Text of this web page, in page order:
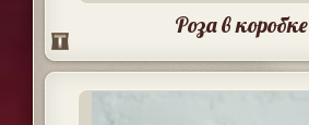
Роза в коробке